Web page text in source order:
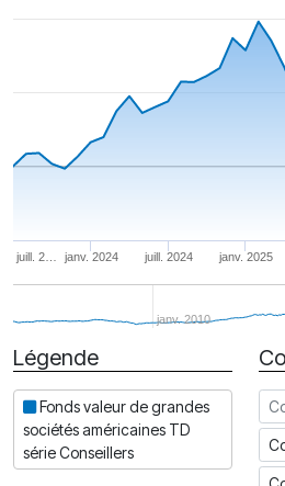
janv. 2025
juill. 2… janv. 2024 juill. 2024
janv. 2010
Date
Légende
Fonds valeur de grandes
sociétés américaines TD
série Conseillers